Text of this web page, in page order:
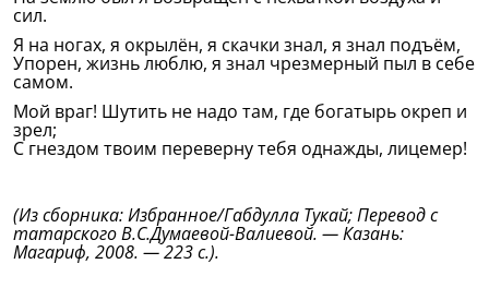
сил.
Я на ногах, я окрылён, я скачки знал, я знал подъём,
Упорен, жизнь люблю, я знал чрезмерный пыл в себе
самом.
Мой враг! Шутить не надо там, где богатырь окреп и
зрел;
С гнездом твоим переверну тебя однажды, лицемер!
(Из сборника: Избранное/Габдулла Тукай; Перевод с
татарского В.С.Думаевой-Валиевой. — Казань:
Магариф, 2008. — 223 с.).